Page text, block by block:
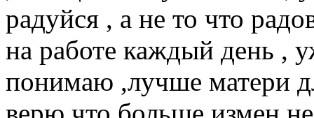
радуйся , а не то что
на работе каждый день ,
понимаю ,лучше матери